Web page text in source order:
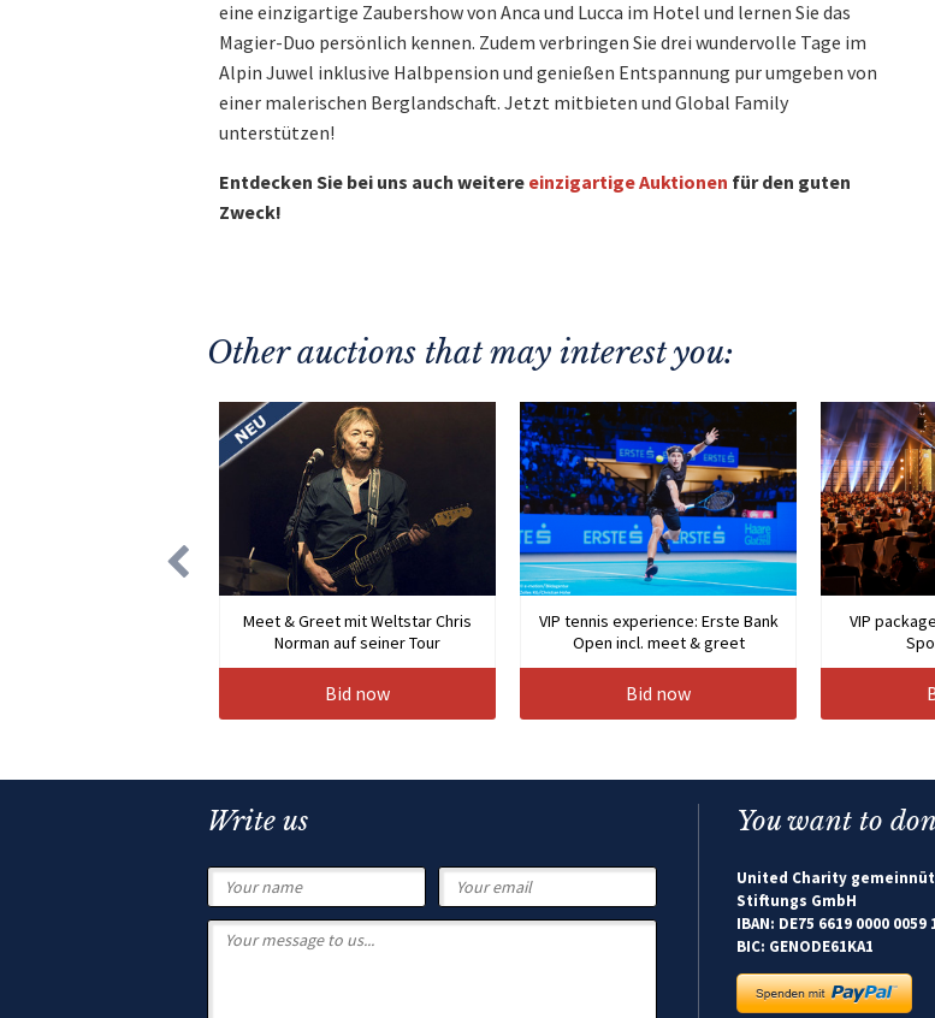
eine einzigartige Zaubershow von Anca und Lucca im Hotel und lernen Sie das
Magier-Duo persönlich kennen. Zudem verbringen Sie drei wundervolle Tage im
Alpin Juwel inklusive Halbpension und genießen Entspannung pur umgeben von
einer malerischen Berglandschaft. Jetzt mitbieten und Global Family
unterstützen!
Entdecken Sie bei uns auch weitere einzigartige Auktionen für den guten
Zweck!
Other auctions that may interest you:
Meet & Greet mit Weltstar Chris
Norman auf seiner Tour
Bid now
VIP tennis experience: Erste Bank
Open incl. meet & greet
Bid now
VIP
Write us You want to
United Charity
Stiftungs GmbH
IBAN: DE75 6619 0000 0059
BIC: GENODE61KA1